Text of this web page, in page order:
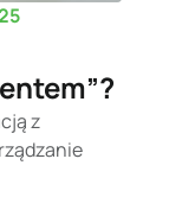
z